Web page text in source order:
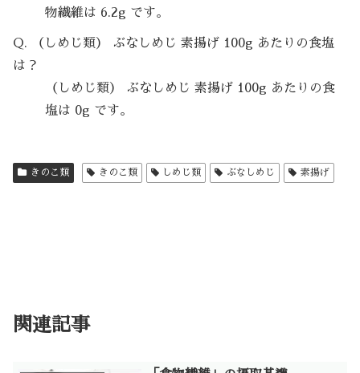
物繊維は 6.2g です。
Q. （しめじ類） ぶなしめじ 素揚げ 100g あたりの食塩
は？
（しめじ類） ぶなしめじ 素揚げ 100g あたりの食
塩は 0g です。
きのこ類 きのこ類 しめじ類 ぶなしめじ 素揚げ
関連記事